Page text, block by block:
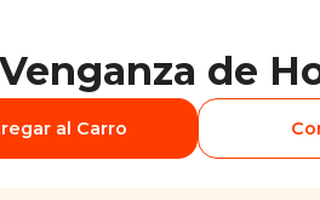
de
al Carro